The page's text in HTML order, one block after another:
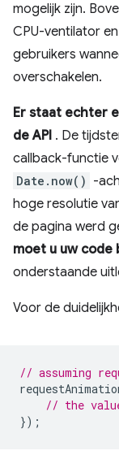
mogelijk zijn.
CPU-ventilator
gebruikers
overschakelen.
Er staat echter
de API . De
callback-functie
Date.now() -
hoge resolutie
de pagina werd
moet u uw code
onderstaande
Voor de
// assuming
// the
});